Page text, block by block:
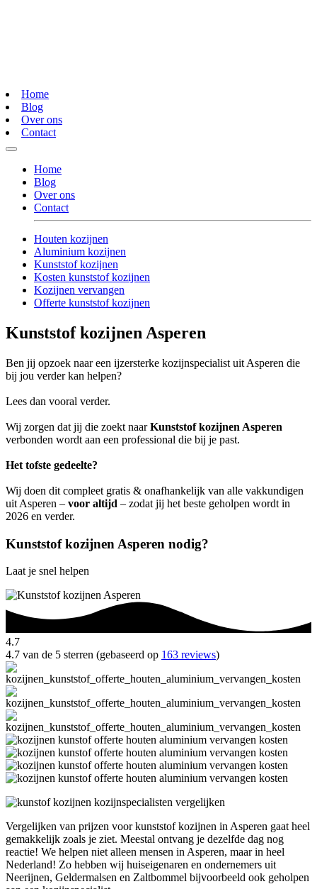
Home
Blog
Over ons
Contact
Home
Blog
Over ons
Contact
Houten kozijnen
Aluminium kozijnen
Kunststof kozijnen
Kosten kunststof kozijnen
Kozijnen vervangen
Offerte kunststof kozijnen
Kunststof kozijnen Asperen
Ben jij opzoek naar een ijzersterke kozijnspecialist uit Asperen die
bij jou verder kan helpen?
Lees dan vooral verder.
Wij zorgen dat jij die zoekt naarKunststof kozijnen Asperen
verbonden wordt aan een professional die bij je past.
Het tofste gedeelte?
Wij doen dit compleet gratis & onafhankelijk van alle vakkundigen
uit Asperen – voor altijd – zodat jij het beste geholpen wordt in
2026 en verder.
Kunststof kozijnen Asperen nodig?
Laat je snel helpen
4.7
4.7 van de 5 sterren (gebaseerd op 163 reviews)
Vergelijken van prijzen voor kunststof kozijnen in Asperen gaat heel
gemakkelijk zoals je ziet. Meestal ontvang je dezelfde dag nog
reactie! We helpen niet alleen mensen in Asperen, maar in heel
Nederland! Zo hebben wij huiseigenaren en ondernemers uit
Neerijnen, Geldermalsen en Zaltbommel bijvoorbeeld ook geholpen